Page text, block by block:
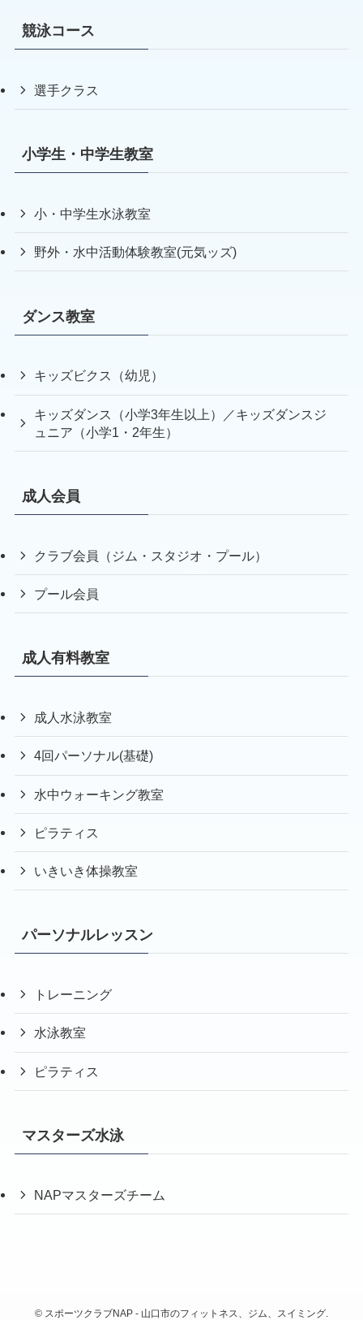
競泳コース
選手クラス
小学生・中学生教室
小・中学生水泳教室
野外・水中活動体験教室(元気ッズ)
ダンス教室
キッズビクス（幼児）
キッズダンス（小学3年生以上）／キッズダンスジ
ュニア（小学1・2年生）
成人会員
クラブ会員（ジム・スタジオ・プール）
プール会員
成人有料教室
成人水泳教室
4回パーソナル(基礎)
水中ウォーキング教室
ピラティス
いきいき体操教室
パーソナルレッスン
トレーニング
水泳教室
ピラティス
マスターズ水泳
NAPマスターズチーム
© スポーツクラブNAP - 山口市のフィットネス、ジム、スイミング.